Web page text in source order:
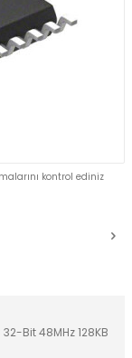
Bit 48MHz 128KB
kontrol ediniz